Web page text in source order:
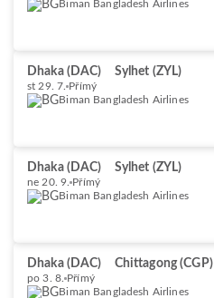
Biman Bangladesh Airlines
Dhaka (DAC) Sylhet (ZYL)
st 29. 7. Přímý
Biman Bangladesh Airlines
Dhaka (DAC) Sylhet (ZYL)
ne 20. 9. Přímý
Biman Bangladesh Airlines
Dhaka (DAC) Chittagong (CGP)
po 3. 8. Přímý
Biman Bangladesh Airlines